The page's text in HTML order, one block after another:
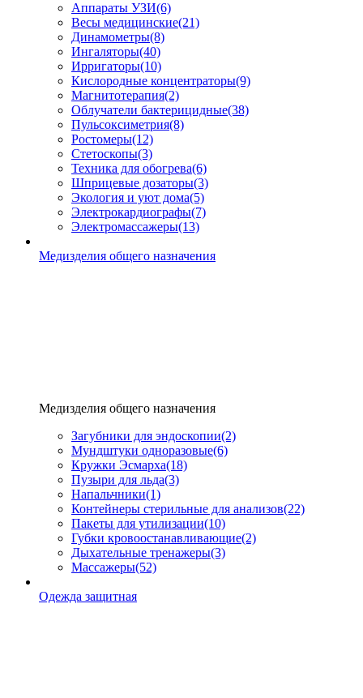
Аппараты УЗИ(6)
Весы медицинские(21)
Динамометры(8)
Ингаляторы(40)
Ирригаторы(10)
Кислородные концентраторы(9)
Магнитотерапия(2)
Облучатели бактерицидные(38)
Пульсоксиметрия(8)
Ростомеры(12)
Стетоскопы(3)
Техника для обогрева(6)
Шприцевые дозаторы(3)
Экология и уют дома(5)
Электрокардиографы(7)
Электромассажеры(13)
Медизделия общего назначения
Медизделия общего назначения
Загубники для эндоскопии(2)
Мундштуки одноразовые(6)
Кружки Эсмарха(18)
Пузыри для льда(3)
Напальчники(1)
Контейнеры стерильные для анализов(22)
Пакеты для утилизации(10)
Губки кровоостанавливающие(2)
Дыхательные тренажеры(3)
Массажеры(52)
Одежда защитная